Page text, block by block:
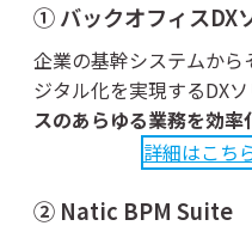
① バックオフィスDX
企業の基幹システムか
ジタル化を実現するDXソ
スのあらゆる業務を効率
詳細はこち
② Natic BPM Suite